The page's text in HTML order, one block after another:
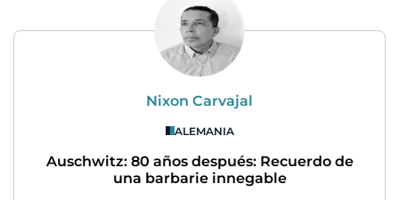
Nixon Carvajal
ALEMANIA
Auschwitz: 80 años después: Recuerdo de
una barbarie innegable